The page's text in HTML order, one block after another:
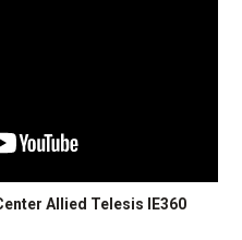
Allied Telesis IE360